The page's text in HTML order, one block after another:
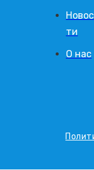
Новос
ти
О нас